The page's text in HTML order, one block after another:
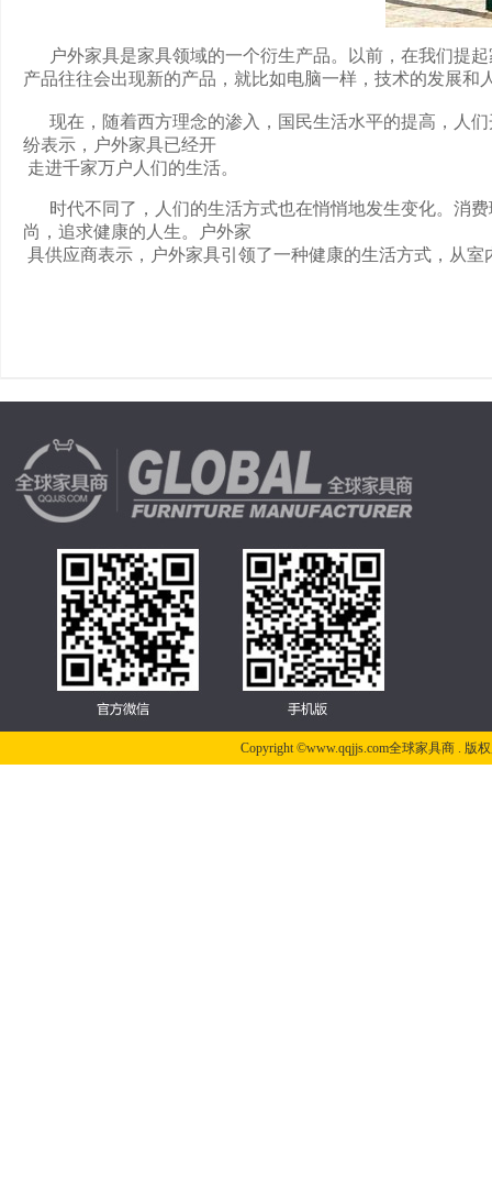
户外家具是家具领域的一个衍生产品。以前，在我们提
产品往往会出现新的产品，就比如电脑一样，技术的发展和
现在，随着西方理念的渗入，国民生活水平的提高，人们
纷表示，户外家具已经开
走进千家万户人们的生活。
时代不同了，人们的生活方式也在悄悄地发生变化。消费
尚，追求健康的人生。户外家
具供应商表示，户外家具引领了一种健康的生活方式，从
Copyright ©www.qqjjs.com全球家具商 . 版